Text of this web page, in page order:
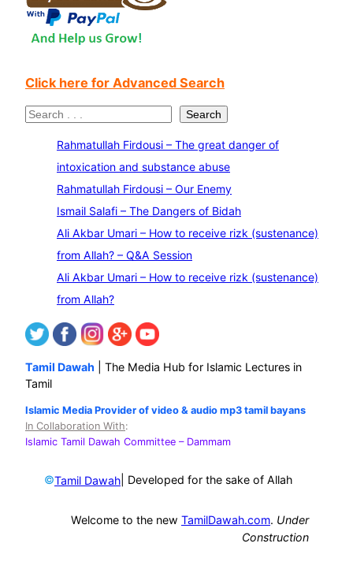
Click here for Advanced Search
S
Search
Rahmatullah Firdousi – The great danger of
intoxication and substance abuse
Rahmatullah Firdousi – Our Enemy
Ismail Salafi – The Dangers of Bidah
Ali Akbar Umari – How to receive rizk (sustenance)
from Allah? – Q&A Session
Ali Akbar Umari – How to receive rizk (sustenance)
from Allah?
Tamil Dawah | The Media Hub for Islamic Lectures in
Tamil
Islamic Media Provider of video & audio mp3 tamil bayans
In Collaboration With:
Islamic Tamil Dawah Committee – Dammam
©Tamil Dawah | Developed for the sake of Allah
Welcome to the new TamilDawah.com. Under
Construction